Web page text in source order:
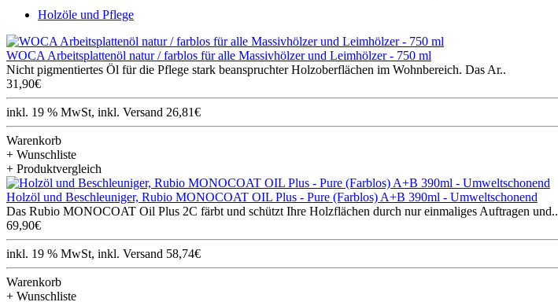
Holzöle und Pflege
WOCA Arbeitsplattenöl natur / farblos für alle Massivhölzer und Leimhölzer - 750 ml
Nicht pigmentiertes Öl für die Pflege stark beanspruchter Holzoberflächen im Wohnbereich. Das Ar..
31,90€
inkl. 19 % MwSt, inkl. Versand 26,81€
Warenkorb
+ Wunschliste
+ Produktvergleich
Holzöl und Beschleuniger, Rubio MONOCOAT OIL Plus - Pure (Farblos) A+B 390ml - Umweltschonend
Das Rubio MONOCOAT Oil Plus 2C färbt und schützt Ihre Holzflächen durch nur einmaliges Auftragen und..
69,90€
inkl. 19 % MwSt, inkl. Versand 58,74€
Warenkorb
+ Wunschliste